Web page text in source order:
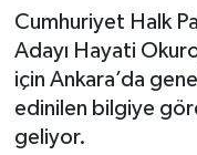
Cumhuriyet Halk
Adayı Hayati
için Ankara’da
edinilen bilgiye
geliyor.
Tüm Manşetler
Son Dakika
Haber Arşivi